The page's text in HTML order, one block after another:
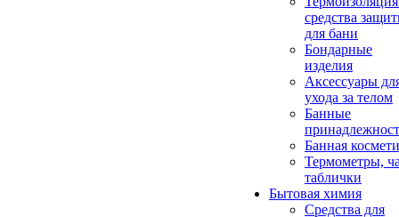
средства
для бани
Бондарные
изделия
Аксеcсуары
ухода за телом
Банные
Банная
Термометры,
таблички
Бытовая химия
Средства для